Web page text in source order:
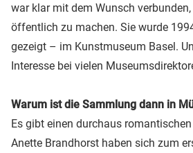
war klar mit dem Wunsch
öffentlich zu machen. Sie wurde
gezeigt – im Kunstmuseum Basel.
Interesse bei vielen
Warum ist die Sammlung dann in
Es gibt einen durchaus
Anette Brandhorst haben sich zum